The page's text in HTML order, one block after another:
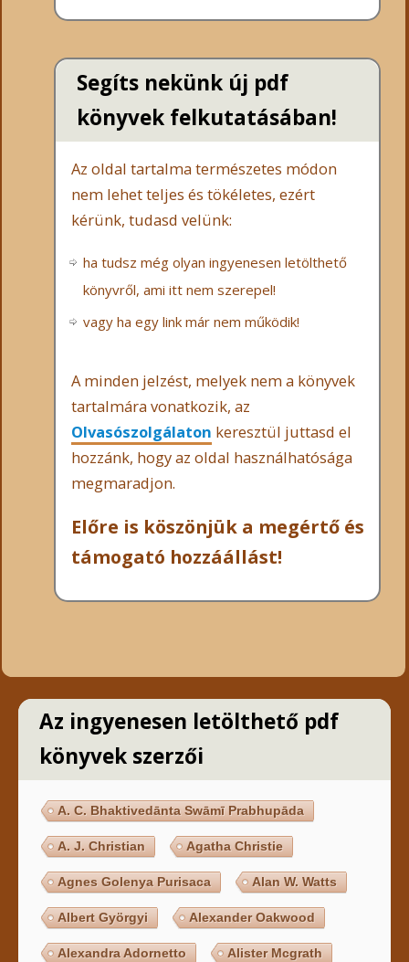
Segíts nekünk új pdf
könyvek felkutatásában!
Az oldal tartalma természetes módon
nem lehet teljes és tökéletes, ezért
kérünk, tudasd velünk:
ha tudsz még olyan ingyenesen letölthető
könyvről, ami itt nem szerepel!
vagy ha egy link már nem működik!
A minden jelzést, melyek nem a könyvek
tartalmára vonatkozik, az
Olvasószolgálaton keresztül juttasd el
hozzánk, hogy az oldal használhatósága
megmaradjon.
Előre is köszönjük a megértő és
támogató hozzáállást!
Az ingyenesen letölthető pdf
könyvek szerzői
A. C. Bhaktivedānta Swāmī Prabhupāda
A. J. Christian Agatha Christie
Agnes Golenya Purisaca Alan W. Watts
Albert Györgyi Alexander Oakwood
Alexandra Adornetto Alister Mcgrath